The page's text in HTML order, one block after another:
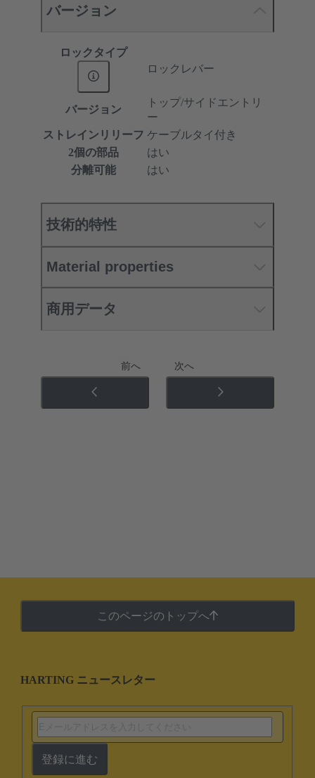
バージョン
ロックタイプ
ロックレバー
バージョン
トップ/サイドエントリ
ー
ストレインリリーフ ケーブルタイ付き
2個の部品
はい
分離可能
はい
技術的特性
Material properties
商用データ
前へ 次へ
このページのトップへ
HARTING ニュースレター
登録に進む